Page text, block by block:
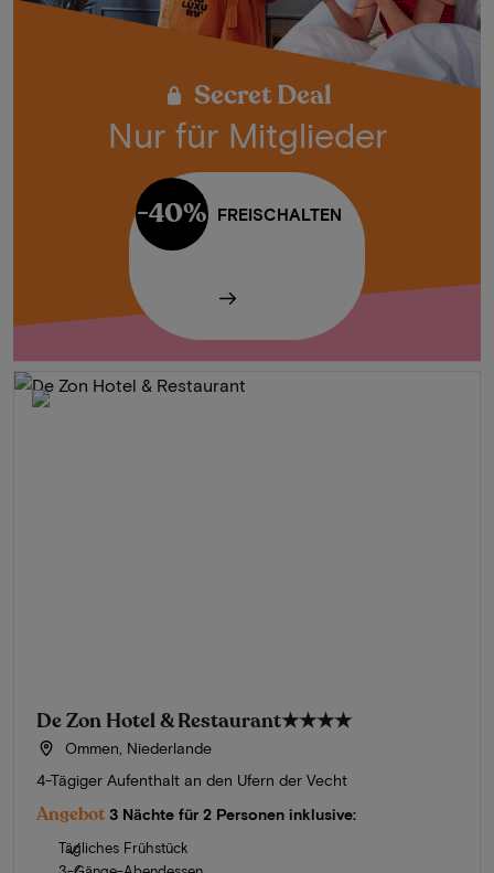
Secret Deal
Nur für Mitglieder
FREISCHALTEN
-40%
De Zon Hotel & Restaurant★★★★
Ommen, Niederlande
4-Tägiger Aufenthalt an den Ufern der Vecht
Angebot 3 Nächte für 2 Personen inklusive:
Tägliches Frühstück